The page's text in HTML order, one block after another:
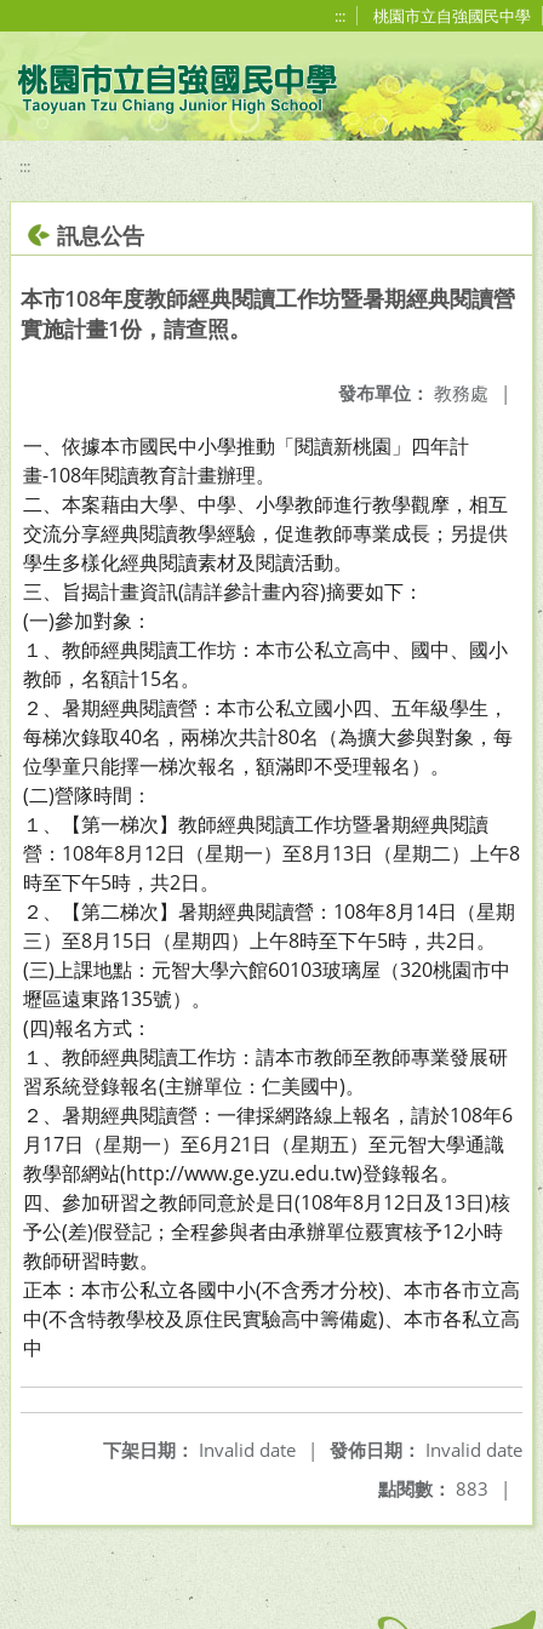
::: 桃園市立自強國民中學
:::
訊息公告
本市108年度教師經典閱讀工作坊暨暑期經典閱讀營
實施計畫1份，請查照。
發布單位： 教務處 |
一、依據本市國民中小學推動「閱讀新桃園」四年計
畫-108年閱讀教育計畫辦理。
二、本案藉由大學、中學、小學教師進行教學觀摩，相互
交流分享經典閱讀教學經驗，促進教師專業成長；另提供
學生多樣化經典閱讀素材及閱讀活動。
三、旨揭計畫資訊(請詳參計畫內容)摘要如下：
(一)參加對象：
１、教師經典閱讀工作坊：本市公私立高中、國中、國小
教師，名額計15名。
２、暑期經典閱讀營：本市公私立國小四、五年級學生，
每梯次錄取40名，兩梯次共計80名（為擴大參與對象，每
位學童只能擇一梯次報名，額滿即不受理報名）。
(二)營隊時間：
１、【第一梯次】教師經典閱讀工作坊暨暑期經典閱讀
營：108年8月12日（星期一）至8月13日（星期二）上午8
時至下午5時，共2日。
２、【第二梯次】暑期經典閱讀營：108年8月14日（星期
三）至8月15日（星期四）上午8時至下午5時，共2日。
(三)上課地點：元智大學六館60103玻璃屋（320桃園市中
壢區遠東路135號）。
(四)報名方式：
１、教師經典閱讀工作坊：請本市教師至教師專業發展研
習系統登錄報名(主辦單位：仁美國中)。
２、暑期經典閱讀營：一律採網路線上報名，請於108年6
月17日（星期一）至6月21日（星期五）至元智大學通識
教學部網站(http://www.ge.yzu.edu.tw)登錄報名。
四、參加研習之教師同意於是日(108年8月12日及13日)核
予公(差)假登記；全程參與者由承辦單位覈實核予12小時
教師研習時數。
正本：本市公私立各國中小(不含秀才分校)、本市各市立高
中(不含特教學校及原住民實驗高中籌備處)、本市各私立高
中
發佈日期： Invalid date
下架日期： Invalid date
|
點閱數： 883 |